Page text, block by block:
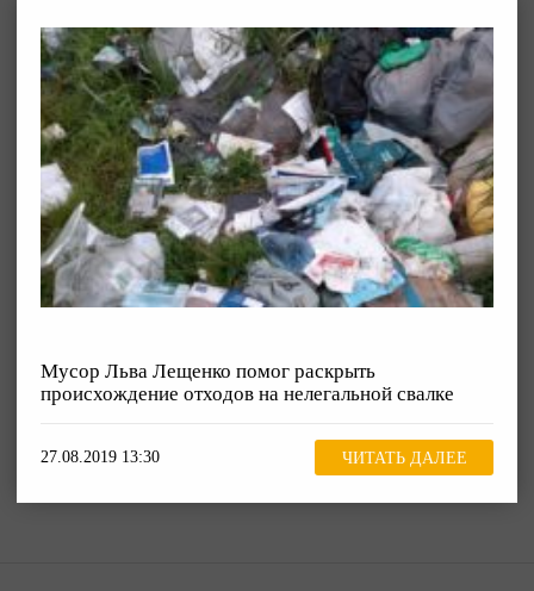
Мусор Льва Лещенко помог раскрыть
происхождение отходов на нелегальной свалке
27.08.2019 13:30 ЧИТАТЬ ДАЛЕЕ